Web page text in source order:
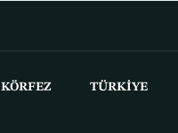
KÖRFEZ TÜRKİYE